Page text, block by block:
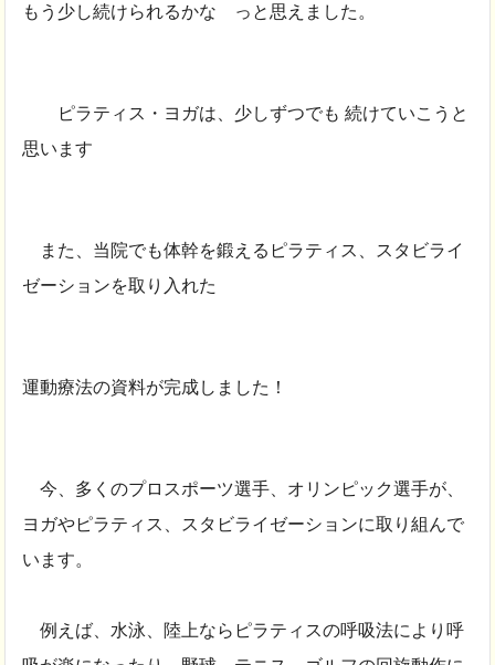
もう少し続けられるかな っと思えました。
ピラティス・ヨガは、少しずつでも 続けていこうと
思います
また、当院でも体幹を鍛えるピラティス、スタビライ
ゼーションを取り入れた
運動療法の資料が完成しました！
今、多くのプロスポーツ選手、オリンピック選手が、
ヨガやピラティス、スタビライゼーションに取り組んで
います。
例えば、水泳、陸上ならピラティスの呼吸法により呼